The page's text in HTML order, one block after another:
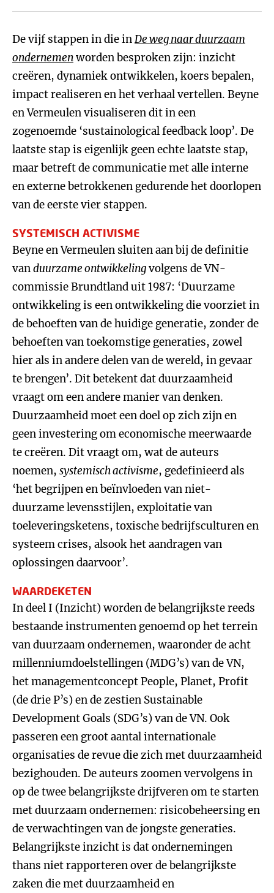
De vijf stappen in die inDe weg naar duurzaam
ondernemenworden besproken zijn: inzicht
creëren, dynamiek ontwikkelen, koers bepalen,
impact realiseren en het verhaal vertellen. Beyne
en Vermeulen visualiseren dit in een
zogenoemde ‘sustainological feedback loop’. De
laatste stap is eigenlijk geen echte laatste stap,
maar betreft de communicatie met alle interne
en externe betrokkenen gedurende het doorlopen
van de eerste vier stappen.
SYSTEMISCH ACTIVISME
Beyne en Vermeulen sluiten aan bij de definitie
vanduurzame ontwikkelingvolgens de VN-
commissie Brundtland uit 1987: ‘Duurzame
ontwikkeling is een ontwikkeling die voorziet in
de behoeften van de huidige generatie, zonder de
behoeften van toekomstige generaties, zowel
hier als in andere delen van de wereld, in gevaar
te brengen’. Dit betekent dat duurzaamheid
vraagt om een andere manier van denken.
Duurzaamheid moet een doel op zich zijn en
geen investering om economische meerwaarde
te creëren. Dit vraagt om, wat de auteurs
noemen, systemisch activisme, gedefinieerd als
‘het begrijpen en beïnvloeden van niet-
duurzame levensstijlen, exploitatie van
toeleveringsketens, toxische bedrijfsculturen en
systeem crises, alsook het aandragen van
oplossingen daarvoor’.
WAARDEKETEN
In deel I (Inzicht) worden de belangrijkste reeds
bestaande instrumenten genoemd op het terrein
van duurzaam ondernemen, waaronder de acht
millenniumdoelstellingen (MDG’s) van de VN,
het managementconcept People, Planet, Profit
(de drie P’s) en de zestien Sustainable
Development Goals (SDG’s) van de VN. Ook
passeren een groot aantal internationale
organisaties de revue die zich met duurzaamheid
bezighouden. De auteurs zoomen vervolgens in
op de twee belangrijkste drijfveren om te starten
met duurzaam ondernemen: risicobeheersing en
de verwachtingen van de jongste generaties.
Belangrijkste inzicht is dat ondernemingen
thans niet rapporteren over de belangrijkste
zaken die met duurzaamheid en